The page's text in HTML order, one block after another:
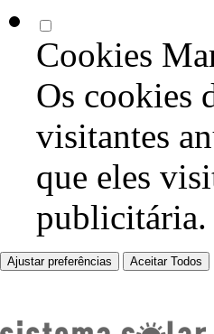
Cookies
Os cookies
visitantes
que eles
publicitária.
Ajustar preferências Aceitar Todos